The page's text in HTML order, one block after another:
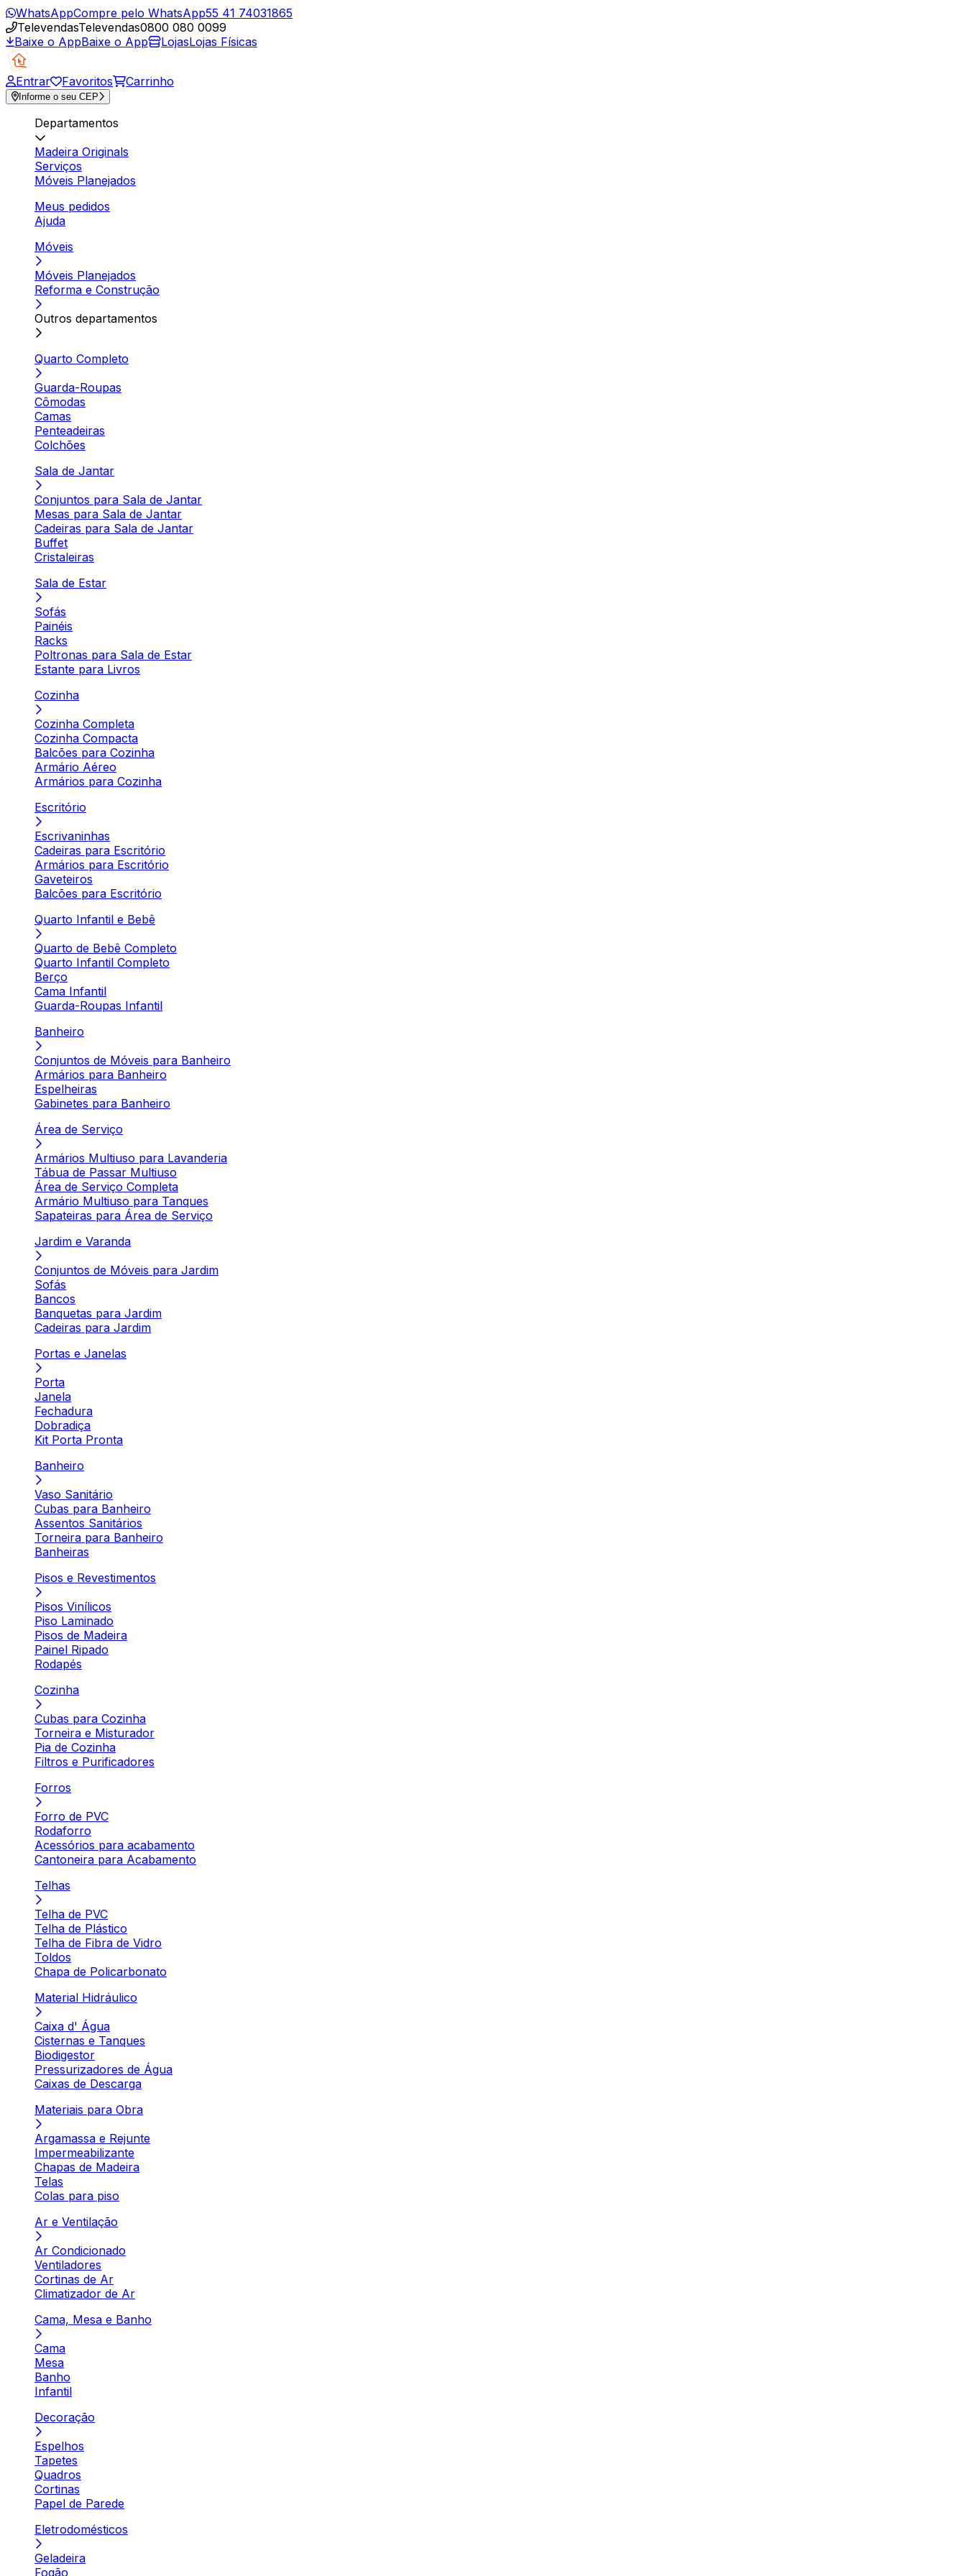
WhatsAppCompre pelo WhatsApp55 41 74031865
TelevendasTelevendas0800 080 0099
Baixe o AppBaixe o App LojasLojas Físicas
Entrar Favoritos Carrinho
Informe o seu CEP
Departamentos
Madeira Originals
Serviços
Móveis Planejados
Meus pedidos
Ajuda
Móveis
Móveis Planejados
Reforma e Construção
Outros departamentos
Quarto Completo
Guarda-Roupas
Cômodas
Camas
Penteadeiras
Colchões
Sala de Jantar
Conjuntos para Sala de Jantar
Mesas para Sala de Jantar
Cadeiras para Sala de Jantar
Buffet
Cristaleiras
Sala de Estar
Sofás
Painéis
Racks
Poltronas para Sala de Estar
Estante para Livros
Cozinha
Cozinha Completa
Cozinha Compacta
Balcões para Cozinha
Armário Aéreo
Armários para Cozinha
Escritório
Escrivaninhas
Cadeiras para Escritório
Armários para Escritório
Gaveteiros
Balcões para Escritório
Quarto Infantil e Bebê
Quarto de Bebê Completo
Quarto Infantil Completo
Berço
Cama Infantil
Guarda-Roupas Infantil
Banheiro
Conjuntos de Móveis para Banheiro
Armários para Banheiro
Espelheiras
Gabinetes para Banheiro
Área de Serviço
Armários Multiuso para Lavanderia
Tábua de Passar Multiuso
Área de Serviço Completa
Armário Multiuso para Tanques
Sapateiras para Área de Serviço
Jardim e Varanda
Conjuntos de Móveis para Jardim
Sofás
Bancos
Banquetas para Jardim
Cadeiras para Jardim
Portas e Janelas
Porta
Janela
Fechadura
Dobradiça
Kit Porta Pronta
Banheiro
Vaso Sanitário
Cubas para Banheiro
Assentos Sanitários
Torneira para Banheiro
Banheiras
Pisos e Revestimentos
Pisos Vinílicos
Piso Laminado
Pisos de Madeira
Painel Ripado
Rodapés
Cozinha
Cubas para Cozinha
Torneira e Misturador
Pia de Cozinha
Filtros e Purificadores
Forros
Forro de PVC
Rodaforro
Acessórios para acabamento
Cantoneira para Acabamento
Telhas
Telha de PVC
Telha de Plástico
Telha de Fibra de Vidro
Toldos
Chapa de Policarbonato
Material Hidráulico
Caixa d' Água
Cisternas e Tanques
Biodigestor
Pressurizadores de Água
Caixas de Descarga
Materiais para Obra
Argamassa e Rejunte
Impermeabilizante
Chapas de Madeira
Telas
Colas para piso
Ar e Ventilação
Ar Condicionado
Ventiladores
Cortinas de Ar
Climatizador de Ar
Cama, Mesa e Banho
Cama
Mesa
Banho
Infantil
Decoração
Espelhos
Tapetes
Quadros
Cortinas
Papel de Parede
Eletrodomésticos
Geladeira
Fogão